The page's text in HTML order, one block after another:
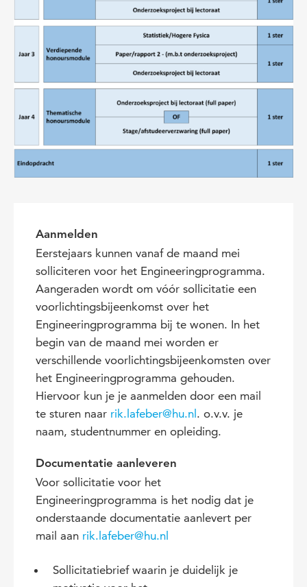
Aanmelden
Eerstejaars kunnen vanaf de maand mei
solliciteren voor het Engineeringprogramma.
Aangeraden wordt om vóór sollicitatie een
voorlichtingsbijeenkomst over het
Engineeringprogramma bij te wonen. In het
begin van de maand mei worden er
verschillende voorlichtingsbijeenkomsten over
het Engineeringprogramma gehouden.
Hiervoor kun je je aanmelden door een mail
te sturen naar rik.lafeber@hu.nl . o.v.v. je
naam, studentnummer en opleiding.
Documentatie aanleveren
Voor sollicitatie voor het
Engineeringprogramma is het nodig dat je
onderstaande documentatie aanlevert per
mail aan rik.lafeber@hu.nl
Sollicitatiebrief waarin je duidelijk je